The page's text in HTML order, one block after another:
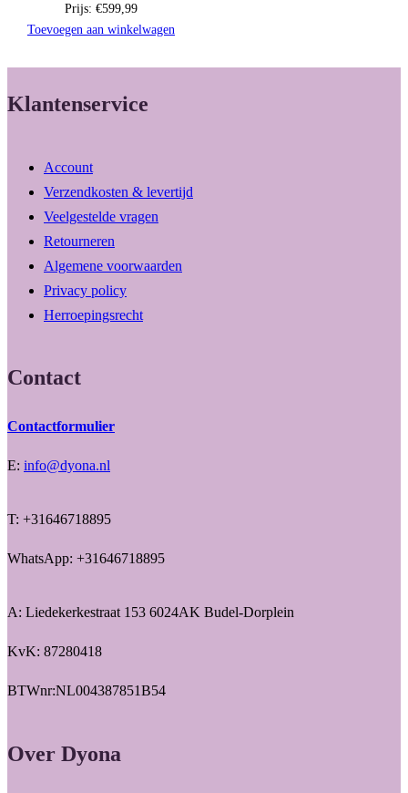
Prijs: €599,99
Toevoegen aan winkelwagen
Klantenservice
Account
Verzendkosten & levertijd
Veelgestelde vragen
Retourneren
Algemene voorwaarden
Privacy policy
Herroepingsrecht
Contact
Contactformulier
E: info@dyona.nl
T: +31646718895
WhatsApp: +31646718895
A: Liedekerkestraat 153 6024AK Budel-Dorplein
KvK: 87280418
BTWnr:NL004387851B54
Over Dyona